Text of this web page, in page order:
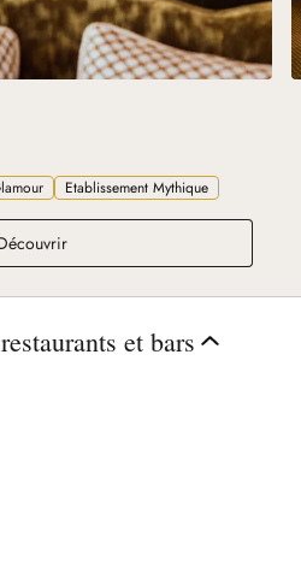
Etablissement Mythique
Ciro's Deauville
et bars